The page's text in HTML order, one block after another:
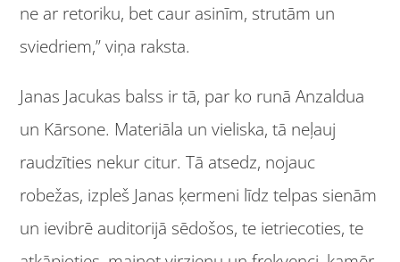
ne ar retoriku, bet caur asinīm, strutām un
sviedriem,” viņa raksta.
Janas Jacukas balss ir tā, par ko runā Anzaldua
un Kārsone. Materiāla un vieliska, tā neļauj
raudzīties nekur citur. Tā atsedz, nojauc
robežas, izpleš Janas ķermeni līdz telpas sienām
un ievibrē auditorijā sēdošos, te ietriecoties, te